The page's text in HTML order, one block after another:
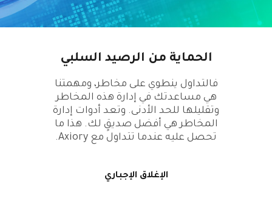
صناديق الاستثمار المتداولة في البورصات
الشفافية والأمان
فتح حساب تجريبي
Trading is Risky.
الحماية من الرصيد السلبي
فالتداول ينطوي على مخاطر، ومهمتنا
هي مساعدتك في إدارة هذه المخاطر
وتقليلها للحد الأدنى. وتعد أدوات إدارة
المخاطر هي أفضل صديقٍ لك. هذا ما
تحصل عليه عندما تتداول مع Axiory.
الإغلاق الإجباري